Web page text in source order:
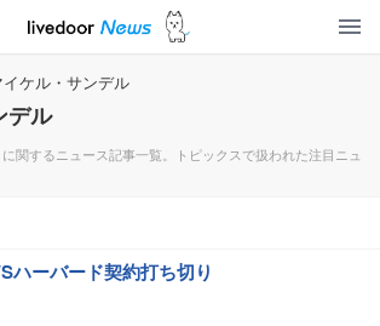
イケル・サンデル
デル
に関するニュース記事一覧。トピックスで扱われた注目ニュ
ハーバード契約打ち切り